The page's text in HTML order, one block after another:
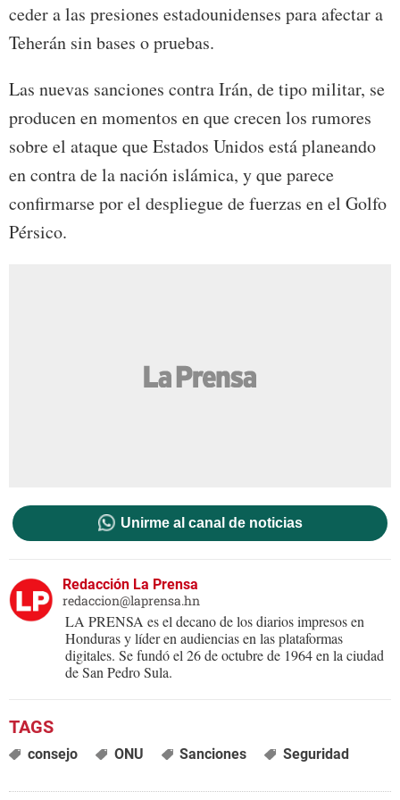
ceder a las presiones estadounidenses para afectar a
Teherán sin bases o pruebas.
Las nuevas sanciones contra Irán, de tipo militar, se
producen en momentos en que crecen los rumores
sobre el ataque que Estados Unidos está planeando
en contra de la nación islámica, y que parece
confirmarse por el despliegue de fuerzas en el Golfo
Pérsico.
Unirme al canal de noticias
Redacción La Prensa
redaccion@laprensa.hn
LA PRENSA es el decano de los diarios impresos en
Honduras y líder en audiencias en las plataformas
digitales. Se fundó el 26 de octubre de 1964 en la ciudad
de San Pedro Sula.
consejo ONU Sanciones Seguridad